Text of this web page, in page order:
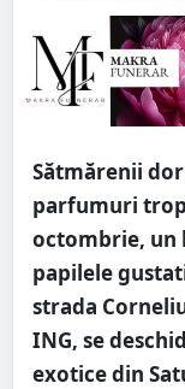
Sătmărenii
parfumuri
octombrie, un
papilele
strada
ING, se
exotice din